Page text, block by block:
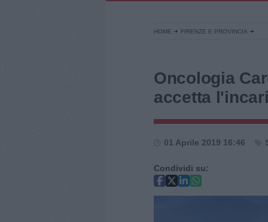
HOME FIRENZE E PROVINCIA
Oncologia
accetta
01 Aprile 2019 16:46
Condividi su: